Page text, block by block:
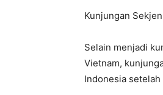
Kunjungan
Selain menjadi
Vietnam,
Indonesia